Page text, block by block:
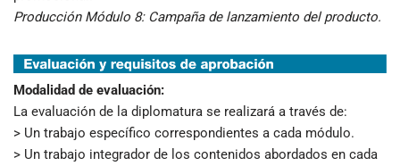
Producción Módulo 8: Campaña de lanzamiento del producto.
Modalidad de evaluación:
La evaluación de la diplomatura se realizará a través de:
> Un trabajo específico correspondientes a cada módulo.
> Un trabajo integrador de los contenidos abordados en cada